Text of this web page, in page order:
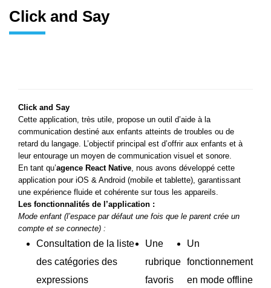
Click and Say
Click and Say
Cette application, très utile, propose un outil d’aide à la
communication destiné aux enfants atteints de troubles ou de
retard du langage. L’objectif principal est d’offrir aux enfants et à
leur entourage un moyen de communication visuel et sonore.
En tant qu’agence React Native, nous avons développé cette
application pour iOS & Android (mobile et tablette), garantissant
une expérience fluide et cohérente sur tous les appareils.
Les fonctionnalités de l’application :
Mode enfant (l’espace par défaut une fois que le parent crée un
compte et se connecte) :
Consultation de la liste
des catégories des
expressions
Une
rubrique
favoris
Un
fonctionnement
en mode offline